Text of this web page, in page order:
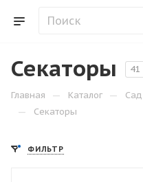
Секаторы 41
Главная — Каталог —
— Секаторы
ФИЛЬТР